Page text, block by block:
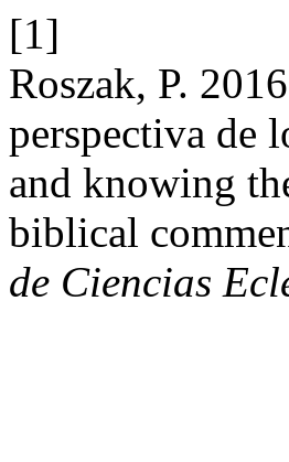
[1]
Roszak, P.
perspectiva de
and knowing
biblical
de Ciencias